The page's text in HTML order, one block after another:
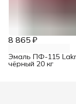
8 865 ₽
Эмаль ПФ-115
чёрный 20 кг